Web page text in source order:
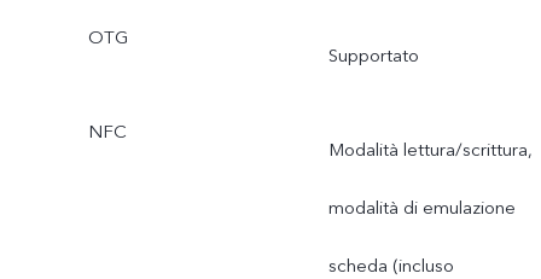
OTG
Supportato
NFC
Modalità lettura/scrittura,
modalità di emulazione
scheda (incluso